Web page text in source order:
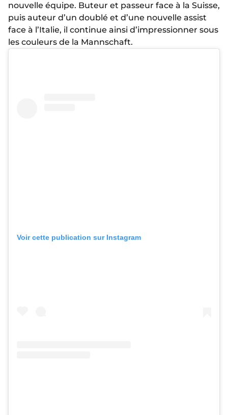
nouvelle équipe. Buteur et passeur face à la Suisse,
puis auteur d’un doublé et d’une nouvelle assist
face à l’Italie, il continue ainsi d’impressionner sous
les couleurs de la Mannschaft.
Voir cette publication sur Instagram